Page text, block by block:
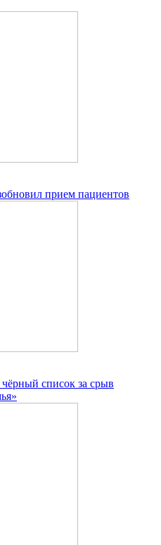
прием пациентов
список за срыв